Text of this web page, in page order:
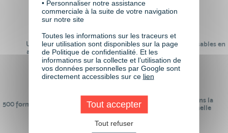
Un réseau de 22 000
anciens participants
100% des formations réalisables en
digital learning
500 formations pour se préparer au
monde de demain
24 ans d'expérience dans la
formation professionnelle
• Personnaliser notre assistance
commerciale à la suite de votre navigation
sur notre site
Toutes les informations sur les traceurs et
leur utilisation sont disponibles sur la page
de Politique de confidentialité. Et les
informations sur la collecte et l’utilisation de
vos données personnelles par Google sont
directement accessibles sur ce lien
Tout accepter
Tout refuser